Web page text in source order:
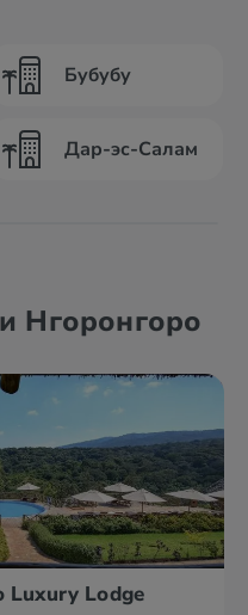
Бубубу
Дар-эс-Салам
Нгоронгоро
Luxury Lodge